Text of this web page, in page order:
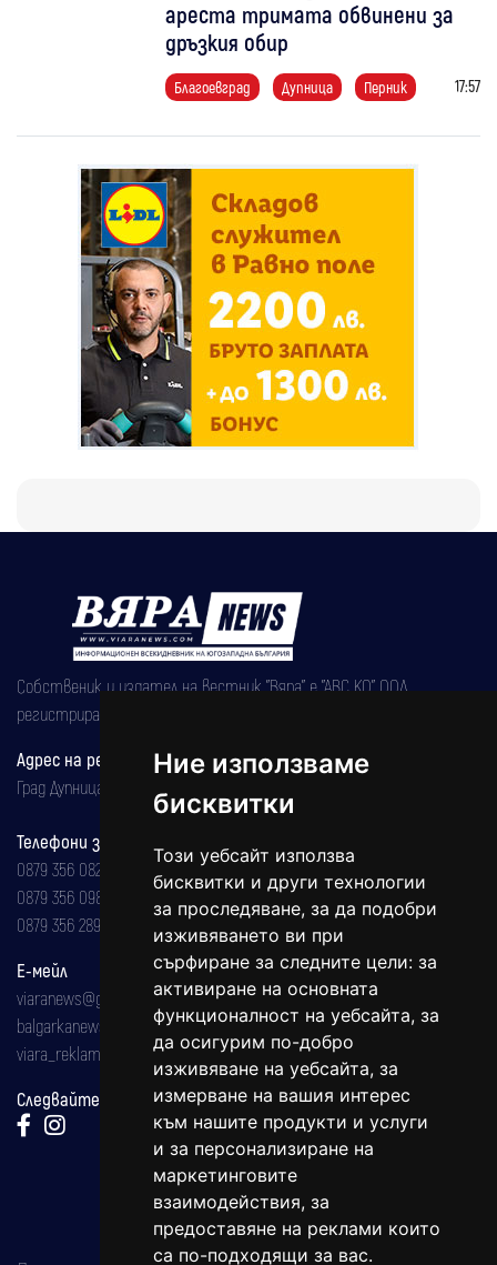
Ние използваме
бисквитки
Този уебсайт използва
бисквитки и други технологии
за проследяване, за да подобри
изживяването ви при
сърфиране за следните цели: за
активиране на основната
функционалност на уебсайта, за
да осигурим по-добро
изживяване на уебсайта, за
измерване на вашия интерес
към нашите продукти и услуги
и за персонализиране на
маркетинговите
взаимодействия, за
предоставяне на реклами които
са по-подходящи за вас.
ареста тримата обвинени за
дръзкия обир
Благоевград Дупница Перник 17:57
Собственик и издател на вестник "Вяра" е "АВС КО" ООД,
регистрирана на 08.05.2002 година.
Адрес на редакцията
Град Дупница, ул.''Христо Ботев" 43
Телефони за реклама и абонаменти
0879 356 082
0879 356 098
0879 356 289
Е-мейл
viaranews@gmail.com
balgarkanews@gmail.com
viara_reklama@mail.bg
Следвайте ни: